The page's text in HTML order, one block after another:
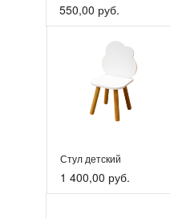
550,00 руб.
Стул детский
1 400,00 руб.